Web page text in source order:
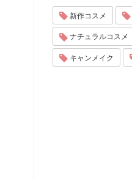
新作コスメ
ナチュラルコスメ
キャンメイク